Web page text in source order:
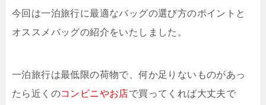
今回は一泊旅行に最適なバッグの選び方のポイントと
オススメバッグの紹介をいたしました。
一泊旅行は最低限の荷物で、何か足りないものがあっ
たら近くのコンビニやお店で買ってくれば大丈夫で